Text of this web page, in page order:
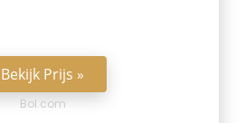
Bekijk Prijs »
Bol.com